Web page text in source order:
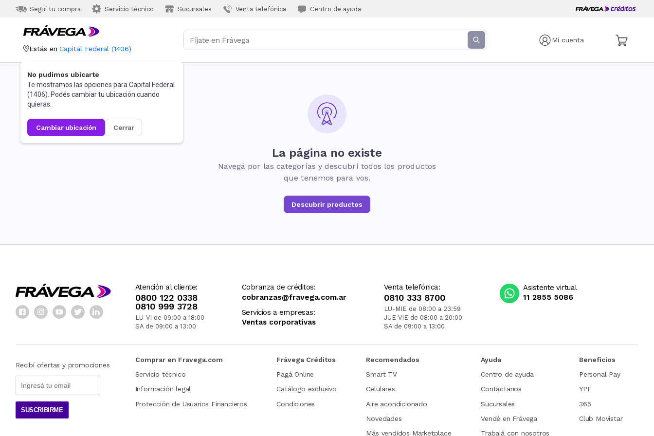
Seguí tu compra Servicio técnico Sucursales Venta telefónica Centro de ayuda
Mi cuenta
Estás en Capital Federal (1406)
No pudimos ubicarte
Te mostramos las opciones para Capital Federal
(1406). Podés cambiar tu ubicación cuando
quieras.
cambiar ubicación cerrar
La página no existe
Navegá por las categorías y descubrí todos los productos
que tenemos para vos.
Descubrir productos
Atención al cliente:
0800 122 0338
0810 999 3728
LU-VI de 09:00 a 18:00
SA de 09:00 a 13:00
Cobranza de créditos:
cobranzas@fravega.com.ar
Servicios a empresas:
Ventas corporativas
Venta telefónica:
0810 333 8700
LU-MIE de 08:00 a 23:59
JUE-VIE de 08:00 a 20:00
SA de 09:00 a 13:00
Asistente virtual
11 2855 5086
Recibí ofertas y promociones
SUSCRIBIRME
Comprar en Fravega.com
Servicio técnico
Información legal
Protección de Usuarios Financieros
Frávega Créditos
Pagá Online
Catálogo exclusivo
Condiciones
Recomendados
Smart TV
Celulares
Aire acondicionado
Novedades
Más vendidos Marketplace
Ayuda
Centro de ayuda
Contactanos
Sucursales
Vendé en Frávega
Trabajá con nosotros
Beneficios
Personal Pay
YPF
365
Club Movistar